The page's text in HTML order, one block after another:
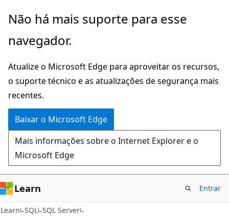
Pular
o
principal
Não há mais suporte para esse
navegador.
Atualize o Microsoft Edge para aproveitar os recursos,
o suporte técnico e as atualizações de segurança mais
recentes.
Baixar o Microsoft Edge
Mais informações sobre o Internet Explorer e o
Microsoft Edge
Learn Entrar
Learn SQL SQL Server